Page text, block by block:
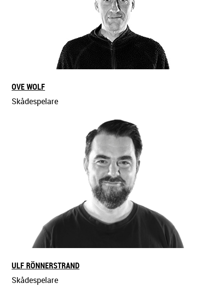
OVE WOLF
Skådespelare
ULF RÖNNERSTRAND
Skådespelare